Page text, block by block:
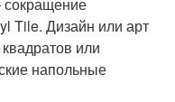
Tile. Дизайн или арт
или
напольные